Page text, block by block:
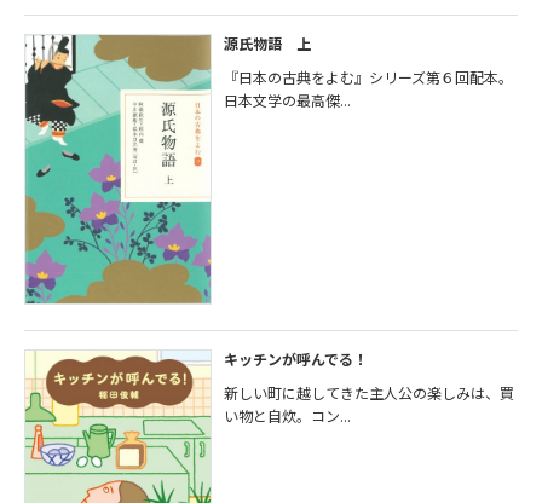
源氏物語 上
『日本の古典をよむ』シリーズ第６回配本。
日本文学の最高傑...
キッチンが呼んでる！
新しい町に越してきた主人公の楽しみは、買
い物と自炊。コン...